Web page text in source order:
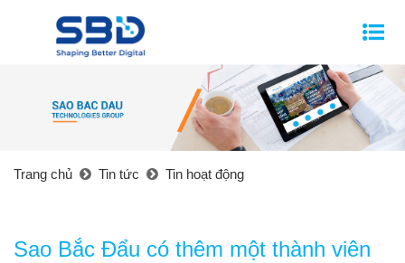
Trang chủ Tin tức Tin hoạt động
Sao Bắc Đẩu có thêm một thành viên